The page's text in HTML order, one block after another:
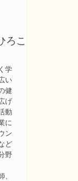
ろこ
学
い
健
げ
動
に
ン
ど
野